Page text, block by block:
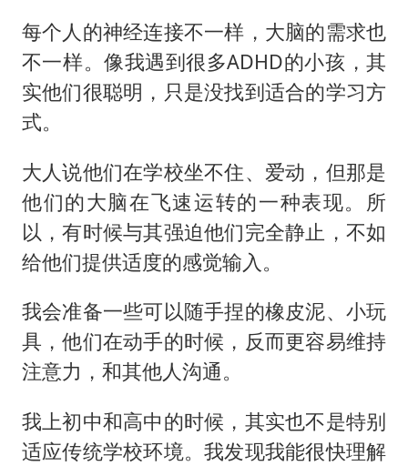
每个人的神经连接不一样，大脑的需求也
不一样。像我遇到很多ADHD的小孩，其
实他们很聪明，只是没找到适合的学习方
式。
大人说他们在学校坐不住、爱动，但那是
他们的大脑在飞速运转的一种表现。所
以，有时候与其强迫他们完全静止，不如
给他们提供适度的感觉输入。
我会准备一些可以随手捏的橡皮泥、小玩
具，他们在动手的时候，反而更容易维持
注意力，和其他人沟通。
我上初中和高中的时候，其实也不是特别
适应传统学校环境。我发现我能很快理解